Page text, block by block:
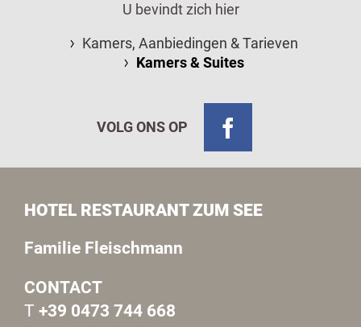
U bevindt zich hier
Kamers, Aanbiedingen & Tarieven
Kamers & Suites
VOLG ONS OP
HOTEL RESTAURANT ZUM SEE
Familie Fleischmann
CONTACT
T +39 0473 744 668